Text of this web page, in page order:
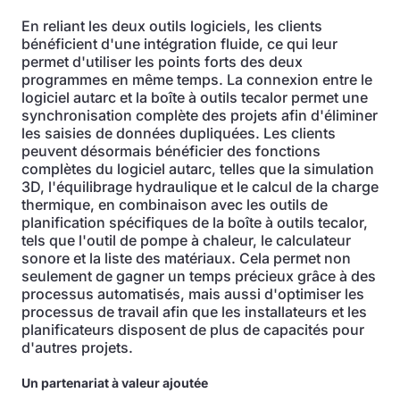
En reliant les deux outils logiciels, les clients
bénéficient d'une intégration fluide, ce qui leur
permet d'utiliser les points forts des deux
programmes en même temps. La connexion entre le
logiciel autarc et la boîte à outils tecalor permet une
synchronisation complète des projets afin d'éliminer
les saisies de données dupliquées. Les clients
peuvent désormais bénéficier des fonctions
complètes du logiciel autarc, telles que la simulation
3D, l'équilibrage hydraulique et le calcul de la charge
thermique, en combinaison avec les outils de
planification spécifiques de la boîte à outils tecalor,
tels que l'outil de pompe à chaleur, le calculateur
sonore et la liste des matériaux. Cela permet non
seulement de gagner un temps précieux grâce à des
processus automatisés, mais aussi d'optimiser les
processus de travail afin que les installateurs et les
planificateurs disposent de plus de capacités pour
d'autres projets.
Un partenariat à valeur ajoutée